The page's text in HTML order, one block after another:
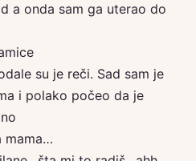
a onda sam ga uterao do
su je reči. Sad sam je
i polako počeo da je
mama…